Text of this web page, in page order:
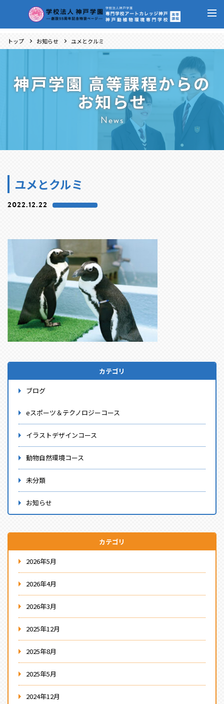
トップ お知らせ ユメとクルミ
神戸学園 高等課程からの
お知らせ
News
ユメとクルミ
2022.12.22
カテゴリ
ブログ
eスポーツ＆テクノロジーコース
イラストデザインコース
動物自然環境コース
未分類
お知らせ
カテゴリ
2026年5月
2026年4月
2026年3月
2025年12月
2025年8月
2025年5月
2024年12月